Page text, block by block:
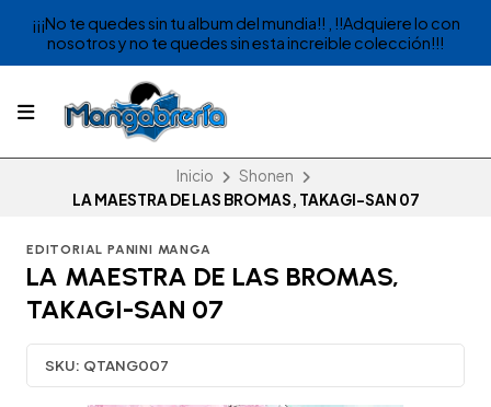
¡¡¡No te quedes sin tu album del mundia!! , !!Adquiere lo con
nosotros y no te quedes sin esta increible colección!!!
Inicio
Shonen
LA MAESTRA DE LAS BROMAS, TAKAGI-SAN 07
EDITORIAL PANINI MANGA
LA MAESTRA DE LAS BROMAS,
TAKAGI-SAN 07
SKU: QTANG007